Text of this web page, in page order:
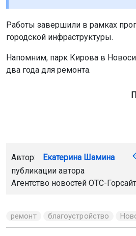
Работы завершили в рамках
городской инфраструктуры.
Напомним, парк Кирова в
два года для ремонта.
Автор: Екатерина Шамина
публикации автора
Агентство новостей ОТС-Горсайт
ремонт благоустройство